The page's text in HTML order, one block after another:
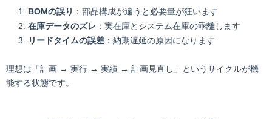
BOMの誤り ：部品構成が違うと必要量が狂います
在庫データのズレ ：実在庫とシステム在庫の乖離します
リードタイムの誤差 ：納期遅延の原因になります
理想は「計画 → 実行 → 実績 → 計画見直し」というサイクルが機
能する状態です。